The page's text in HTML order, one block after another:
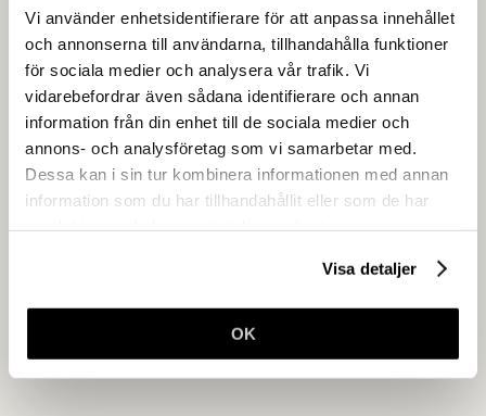
Vi använder enhetsidentifierare för att anpassa innehållet
och annonserna till användarna, tillhandahålla funktioner
för sociala medier och analysera vår trafik. Vi
vidarebefordrar även sådana identifierare och annan
information från din enhet till de sociala medier och
annons- och analysföretag som vi samarbetar med.
Dessa kan i sin tur kombinera informationen med annan
information som du har tillhandahållit eller som de har
Visa detaljer
OK
Ansök om medlemskap
Gör som över 4500 andra frisörföretagare
och få en enklare vardag.
Ansök om medlemskap